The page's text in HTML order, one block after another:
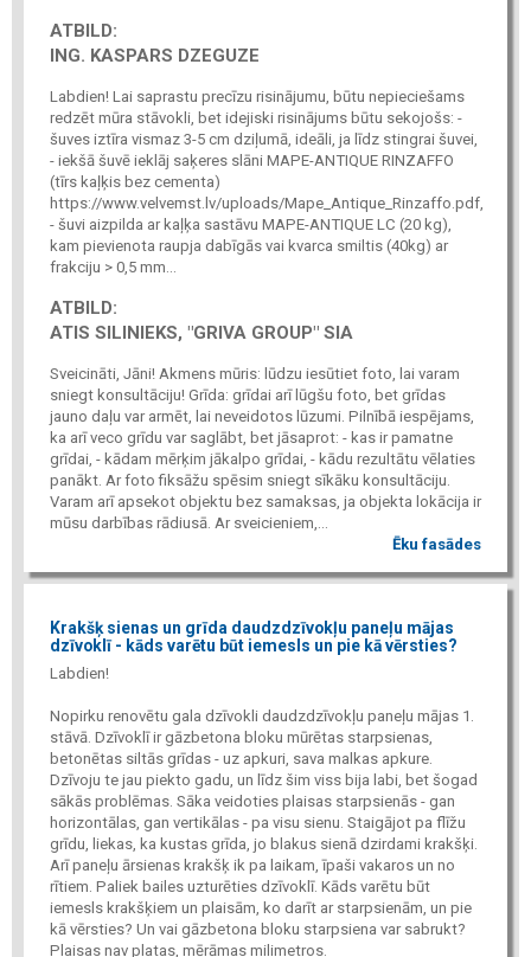
ATBILD:
ING. KASPARS DZEGUZE
Labdien! Lai saprastu precīzu risinājumu, būtu nepieciešams
redzēt mūra stāvokli, bet idejiski risinājums būtu sekojošs: -
šuves iztīra vismaz 3-5 cm dziļumā, ideāli, ja līdz stingrai šuvei,
- iekšā šuvē ieklāj saķeres slāni MAPE-ANTIQUE RINZAFFO
(tīrs kaļķis bez cementa)
https://www.velvemst.lv/uploads/Mape_Antique_Rinzaffo.pdf,
- šuvi aizpilda ar kaļķa sastāvu MAPE-ANTIQUE LC (20 kg),
kam pievienota raupja dabīgās vai kvarca smiltis (40kg) ar
frakciju > 0,5 mm...
ATBILD:
ATIS SILINIEKS, "GRIVA GROUP" SIA
Sveicināti, Jāni! Akmens mūris: lūdzu iesūtiet foto, lai varam
sniegt konsultāciju! Grīda: grīdai arī lūgšu foto, bet grīdas
jauno daļu var armēt, lai neveidotos lūzumi. Pilnībā iespējams,
ka arī veco grīdu var saglābt, bet jāsaprot: - kas ir pamatne
grīdai, - kādam mērķim jākalpo grīdai, - kādu rezultātu vēlaties
panākt. Ar foto fiksāžu spēsim sniegt sīkāku konsultāciju.
Varam arī apsekot objektu bez samaksas, ja objekta lokācija ir
mūsu darbības rādiusā. Ar sveicieniem,...
Ēku fasādes
Krakšķ sienas un grīda daudzdzīvokļu paneļu mājas
dzīvoklī - kāds varētu būt iemesls un pie kā vērsties?
Labdien!
Nopirku renovētu gala dzīvokli daudzdzīvokļu paneļu mājas 1.
stāvā. Dzīvoklī ir gāzbetona bloku mūrētas starpsienas,
betonētas siltās grīdas - uz apkuri, sava malkas apkure.
Dzīvoju te jau piekto gadu, un līdz šim viss bija labi, bet šogad
sākās problēmas. Sāka veidoties plaisas starpsienās - gan
horizontālas, gan vertikālas - pa visu sienu. Staigājot pa flīžu
grīdu, liekas, ka kustas grīda, jo blakus sienā dzirdami krakšķi.
Arī paneļu ārsienas krakšķ ik pa laikam, īpaši vakaros un no
rītiem. Paliek bailes uzturēties dzīvoklī. Kāds varētu būt
iemesls krakšķiem un plaisām, ko darīt ar starpsienām, un pie
kā vērsties? Un vai gāzbetona bloku starpsiena var sabrukt?
Plaisas nav platas, mērāmas milimetros.